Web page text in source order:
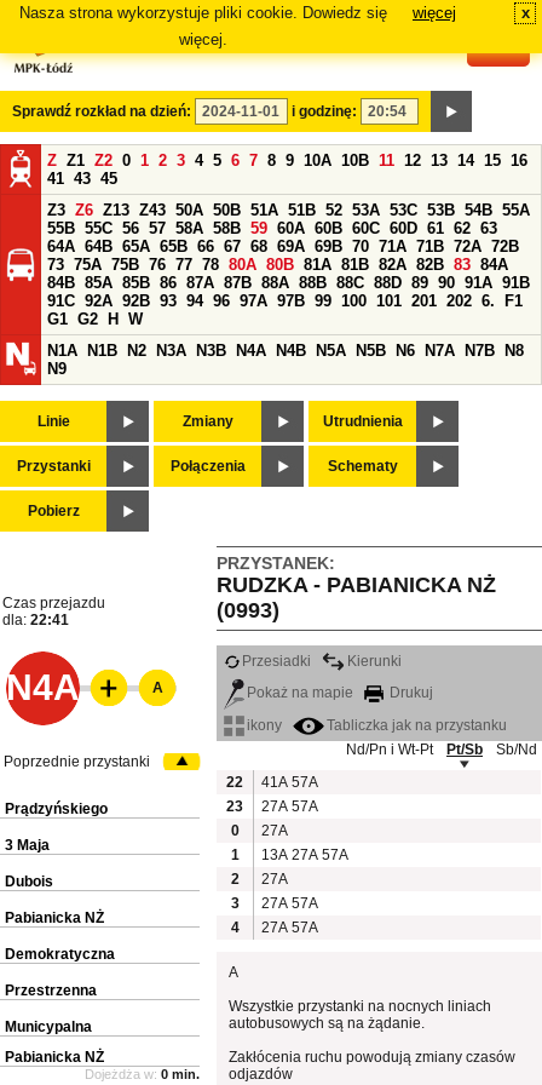
Nasza strona wykorzystuje pliki cookie. Dowiedz się
więcej.
więcej x
Sprawdź rozkład na dzień: i godzinę:
Z Z1 Z2 0 1 2 3 4 5 6 7 8 9 10A 10B 11 12 13 14 15 16
41 43 45
Z3 Z6 Z13 Z43 50A 50B 51A 51B 52 53A 53C 53B 54B 55A
55B 55C 56 57 58A 58B 59 60A 60B 60C 60D 61 62 63
64A 64B 65A 65B 66 67 68 69A 69B 70 71A 71B 72A 72B
73 75A 75B 76 77 78 80A 80B 81A 81B 82A 82B 83 84A
84B 85A 85B 86 87A 87B 88A 88B 88C 88D 89 90 91A 91B
91C 92A 92B 93 94 96 97A 97B 99 100 101 201 202 6.
F1
G1 G2 H
W
N1A
N1B N2 N3A N3B N4A N4B N5A N5B N6 N7A N7B
N8
N9
Linie Zmiany Utrudnienia
Przystanki Połączenia Schematy
Pobierz
PRZYSTANEK:
RUDZKA - PABIANICKA NŻ
(0993)
Czas przejazdu
dla: 22:41
N4A
Przesiadki
Kierunki
Pokaż na mapie
Drukuj
ikony
Tabliczka jak na przystanku
Nd/Pn i Wt-Pt
Pt/Sb
Sb/Nd
22
41A 57A
23
27A 57A
0
27A
1
13A 27A 57A
2
27A
3
27A 57A
4
27A 57A
A
Wszystkie przystanki na nocnych liniach
autobusowych są na żądanie.
Zakłócenia ruchu powodują zmiany czasów
odjazdów
A
Poprzednie przystanki
Prądzyńskiego
3 Maja
Dubois
Pabianicka NŻ
Demokratyczna
Przestrzenna
Municypalna
Pabianicka NŻ
Dojeżdża w: 0 min.